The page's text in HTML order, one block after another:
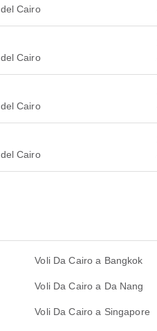
Cairo
Cairo
Cairo
Cairo
Voli Da Cairo a Bangkok
Voli Da Cairo a Da Nang
Voli Da Cairo a Singapore